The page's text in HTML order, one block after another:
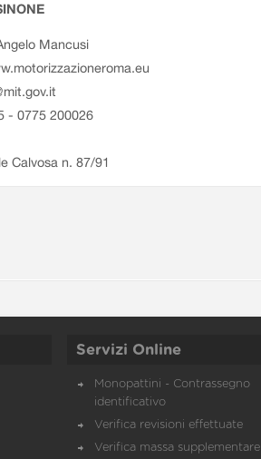
Mancusi
- 0775 200026
Calvosa n. 87/91
Servizi Online
Monopattini - Contrassegno
identificativo
Verifica revisioni effettuate
Verifica massa supplementare